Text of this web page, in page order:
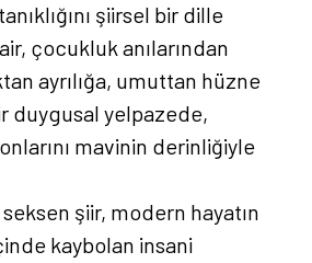
şiirsel bir dille
çocukluk anılarından
ayrılığa, umuttan hüzne
duygusal yelpazede,
mavinin derinliğiyle
şiir, modern hayatın
kaybolan insani